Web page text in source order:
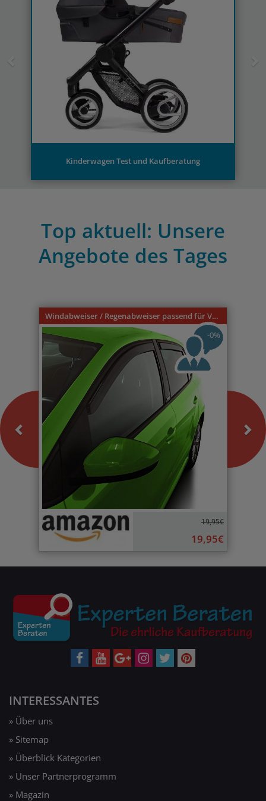
Kinderwagen Test und Kaufberatung
Top aktuell: Unsere
Angebote des Tages
Windabweiser / Regenabweiser passend für VW Caddy 9U 3-türer 1996-2004
-0%
19,95€
19,95€
INTERESSANTES
» Über uns
» Sitemap
» Überblick Kategorien
» Unser Partnerprogramm
» Magazin